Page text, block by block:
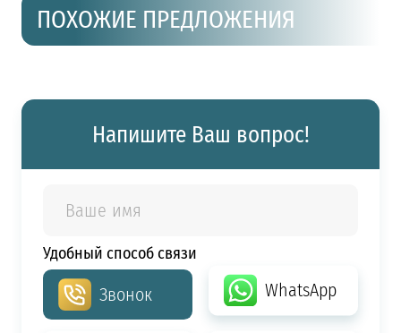
ПОХОЖИЕ ПРЕДЛОЖЕНИЯ
Напишите Ваш вопрос!
Удобный способ связи
Звонок WhatsApp